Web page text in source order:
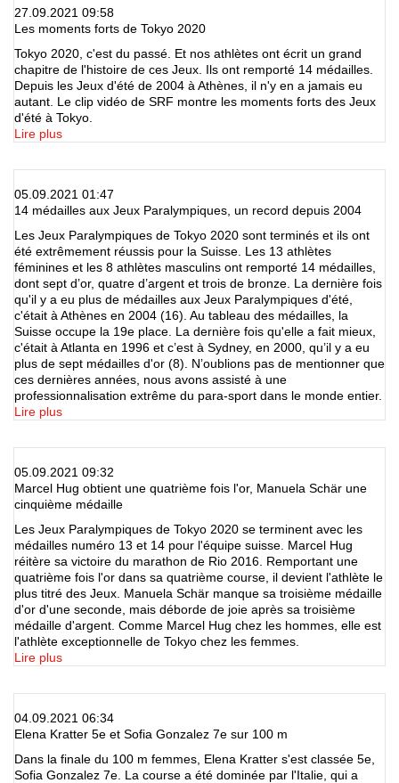
27.09.2021 09:58
Les moments forts de Tokyo 2020
Tokyo 2020, c'est du passé. Et nos athlètes ont écrit un grand
chapitre de l'histoire de ces Jeux. Ils ont remporté 14 médailles.
Depuis les Jeux d'été de 2004 à Athènes, il n'y en a jamais eu
autant. Le clip vidéo de SRF montre les moments forts des Jeux
d'été à Tokyo.
Lire plus
05.09.2021 01:47
14 médailles aux Jeux Paralympiques, un record depuis 2004
Les Jeux Paralympiques de Tokyo 2020 sont terminés et ils ont
été extrêmement réussis pour la Suisse. Les 13 athlètes
féminines et les 8 athlètes masculins ont remporté 14 médailles,
dont sept d’or, quatre d’argent et trois de bronze. La dernière fois
qu'il y a eu plus de médailles aux Jeux Paralympiques d'été,
c'était à Athènes en 2004 (16). Au tableau des médailles, la
Suisse occupe la 19e place. La dernière fois qu'elle a fait mieux,
c'était à Atlanta en 1996 et c’est à Sydney, en 2000, qu’il y a eu
plus de sept médailles d'or (8). N’oublions pas de mentionner que
ces dernières années, nous avons assisté à une
professionnalisation extrême du para-sport dans le monde entier.
Lire plus
05.09.2021 09:32
Marcel Hug obtient une quatrième fois l'or, Manuela Schär une
cinquième médaille
Les Jeux Paralympiques de Tokyo 2020 se terminent avec les
médailles numéro 13 et 14 pour l'équipe suisse. Marcel Hug
réitère sa victoire du marathon de Rio 2016. Remportant une
quatrième fois l'or dans sa quatrième course, il devient l'athlète le
plus titré des Jeux. Manuela Schär manque sa troisième médaille
d'or d'une seconde, mais déborde de joie après sa troisième
médaille d'argent. Comme Marcel Hug chez les hommes, elle est
l'athlète exceptionnelle de Tokyo chez les femmes.
Lire plus
04.09.2021 06:34
Elena Kratter 5e et Sofia Gonzalez 7e sur 100 m
Dans la finale du 100 m femmes, Elena Kratter s'est classée 5e,
Sofia Gonzalez 7e. La course a été dominée par l'Italie, qui a